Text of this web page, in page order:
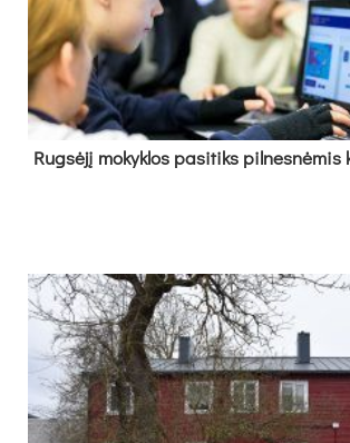
Rug­sė­jį mo­kyk­los pa­si­tiks pil­nes­nė­mis